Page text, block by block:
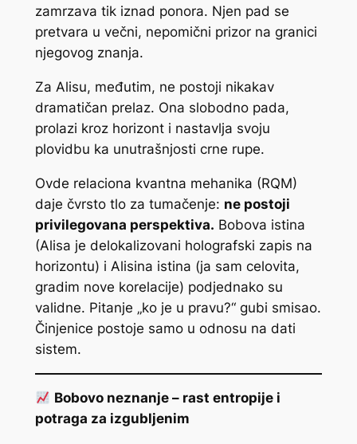
zamrzava tik iznad ponora. Njen pad se
pretvara u večni, nepomični prizor na granici
njegovog znanja.
Za Alisu, međutim, ne postoji nikakav
dramatičan prelaz. Ona slobodno pada,
prolazi kroz horizont i nastavlja svoju
plovidbu ka unutrašnjosti crne rupe.
Ovde relaciona kvantna mehanika (RQM)
daje čvrsto tlo za tumačenje: ne postoji
privilegovana perspektiva. Bobova istina
(Alisa je delokalizovani holografski zapis na
horizontu) i Alisina istina (ja sam celovita,
gradim nove korelacije) podjednako su
validne. Pitanje „ko je u pravu?“ gubi smisao.
Činjenice postoje samo u odnosu na dati
sistem.
Bobovo neznanje – rast entropije i
potraga za izgubljenim